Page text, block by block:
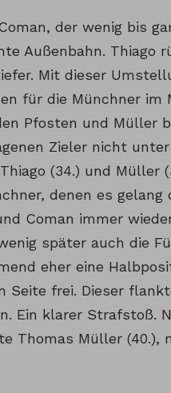
der wenig bis
Außenbahn. Thiago
Mit dieser
für die Münchner im
Pfosten und Müller
Zieler nicht unter
(34.) und Müller
denen es
Coman immer
später auch die
eher eine
Seite frei. Dieser
Ein klarer Strafstoß.
Thomas Müller (40.),